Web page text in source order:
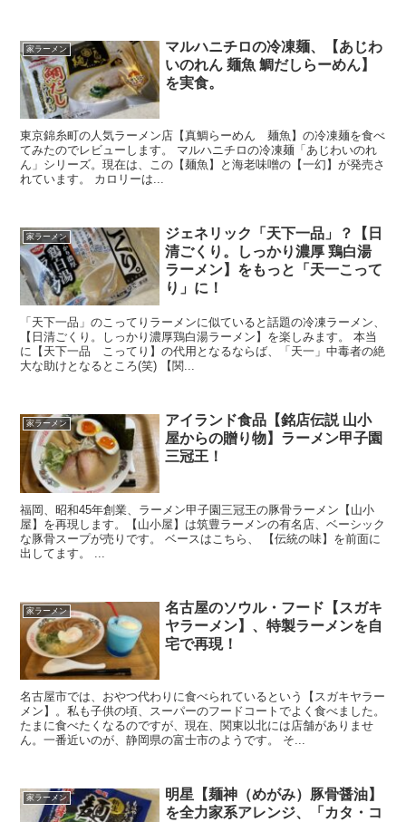
家ラーメン
マルハニチロの冷凍麺、【あじわ
いのれん 麺魚 鯛だしらーめん】
を実食。
東京錦糸町の人気ラーメン店【真鯛らーめん 麺魚】の冷凍麺を食べ
てみたのでレビューします。 マルハニチロの冷凍麺「あじわいのれ
ん」シリーズ。現在は、この【麺魚】と海老味噌の【一幻】が発売さ
れています。 カロリーは...
家ラーメン
ジェネリック「天下一品」？【日
清ごくり。しっかり濃厚 鶏白湯
ラーメン】をもっと「天一こって
り」に！
「天下一品」のこってりラーメンに似ていると話題の冷凍ラーメン、
【日清ごくり。しっかり濃厚鶏白湯ラーメン】を楽しみます。 本当
に【天下一品 こってり】の代用となるならば、「天一」中毒者の絶
大な助けとなるところ(笑) 【関...
家ラーメン
アイランド食品【銘店伝説 山小
屋からの贈り物】ラーメン甲子園
三冠王！
福岡、昭和45年創業、ラーメン甲子園三冠王の豚骨ラーメン【山小
屋】を再現します。【山小屋】は筑豊ラーメンの有名店、ベーシック
な豚骨スープが売りです。 ベースはこちら、 【伝統の味】を前面に
出してます。 ...
家ラーメン
名古屋のソウル・フード【スガキ
ヤラーメン】、特製ラーメンを自
宅で再現！
名古屋市では、おやつ代わりに食べられているという【スガキヤラー
メン】。私も子供の頃、スーパーのフードコートでよく食べました。
たまに食べたくなるのですが、現在、関東以北には店舗がありませ
ん。一番近いのが、静岡県の富士市のようです。 そ...
家ラーメン
明星【麺神（めがみ）豚骨醤油】
を全力家系アレンジ、「カタ・コ